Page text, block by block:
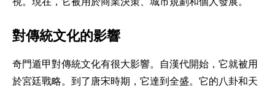
對傳統文化的影響
奇門遁甲對傳統文化有很大影響。自漢代開始，它就被用
於宮廷戰略。到了唐宋時期，它達到全盛。它的八卦和天